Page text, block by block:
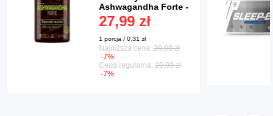
Ashwagandha Forte -
90 kaps.
27,99 zł
1 porcja / 0,31 zł
Najniższa cena: 29,99 zł
-7%
Cena regularna: 29,99 zł
-7%